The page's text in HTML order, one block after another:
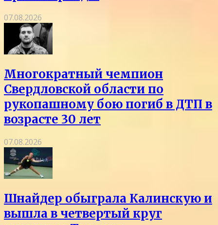
07.08.2026
Многократный чемпион
Свердловской области по
рукопашному бою погиб в ДТП в
возрасте 30 лет
07.08.2026
Шнайдер обыграла Калинскую и
вышла в четвертый круг